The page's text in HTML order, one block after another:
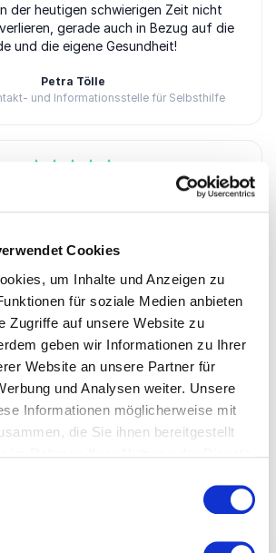
Cookies
um Inhalte und Anzeigen zu
für soziale Medien anbieten
Zugriffe auf unsere Website zu
geben wir Informationen zu Ihrer
Website an unsere Partner für
und Analysen weiter. Unsere
Informationen möglicherweise mit
die Sie ihnen bereitgestellt
der heutigen schwierigen Zeit nicht
gerade auch in Bezug auf die
und die eigene Gesundheit!
Petra Tölle
und Informationsstelle für Selbsthilfe
Roman Szeliga bereicherte unser
mit einem Impulsvortrag direkt zu
die wir jederzeit wieder so umsetzen
und die positive Stimmung, die
ist, hielten den ganzen Tag über
ihn zu einem Veranstaltungserfolg.
Dank für diesen humorvollen
Perspektivenwechsel."
Boden, WHG Eberswalde
WHG Eberswalde
Kundenbewertungen